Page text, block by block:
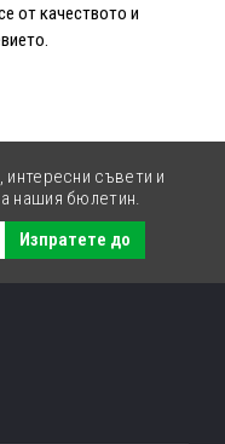
от качеството и
интересни съвети и
нашия бюлетин.
Изпратете до